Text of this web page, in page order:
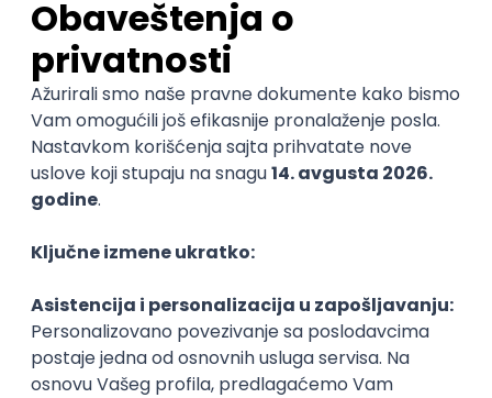
KICKSTART - Reporting Analyst -
Intern
Yettel d.o.o.
Beograd | Hibrid
12.08.2026
Puno radno vreme
Prakse
Student Assistant – Business
Development & Sales support